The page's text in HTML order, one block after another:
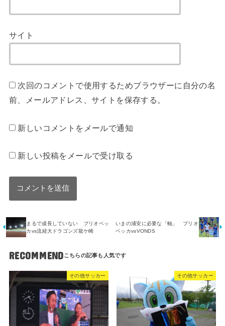
サイト
次回のコメントで使用するためブラウザーに自分の名
前、メールアドレス、サイトを保存する。
新しいコメントをメールで通知
新しい投稿をメールで受け取る
まるで成長していない ブリオベッ
カvs流経大ドラゴンズ龍ケ崎
いまの浦安に必要な「軸」 ブリオ
ベッカvsVONDS
RECOMMEND
その他サッカー その他サッカー